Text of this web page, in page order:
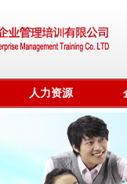
人力资源